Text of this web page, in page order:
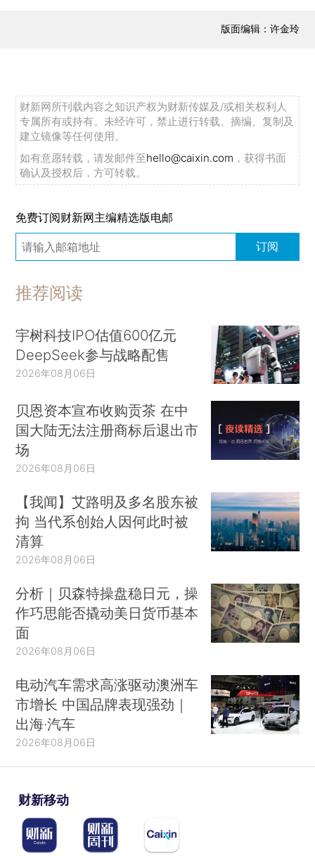
版面编辑：许金玲
财新网所刊载内容之知识产权为财新传媒及/或相关权利人
专属所有或持有。未经许可，禁止进行转载、摘编、复制及
建立镜像等任何使用。
如有意愿转载，请发邮件至hello@caixin.com ，获得书面
确认及授权后，方可转载。
免费订阅财新网主编精选版电邮
订阅
推荐阅读
宇树科技IPO估值600亿元
DeepSeek参与战略配售
2026年08月06日
贝恩资本宣布收购贡茶 在中
国大陆无法注册商标后退出市
场
2026年08月06日
【我闻】艾路明及多名股东被
拘 当代系创始人因何此时被
清算
2026年08月06日
分析｜贝森特操盘稳日元，操
作巧思能否撬动美日货币基本
面
2026年08月06日
电动汽车需求高涨驱动澳洲车
市增长 中国品牌表现强劲｜
出海·汽车
2026年08月06日
财新移动